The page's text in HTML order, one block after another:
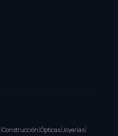
|Construcción|Ópticas|Joyerías|